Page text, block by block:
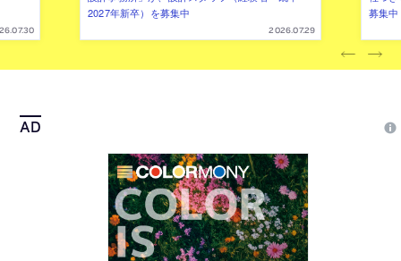
2027年新卒）を募集中
2026.07.29
募集中